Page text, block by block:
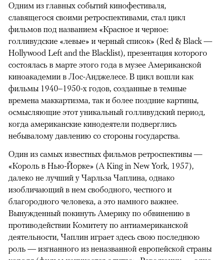
Одним из главных событий кинофестиваля,
славящегося своими ретроспективами, стал цикл
фильмов под названием «Красное и черное:
голливудские «левые» и черный список» (Red & Black —
Hollywood Left and the Blacklist), презентация которого
состоялась в марте этого года в музее Американской
киноакадемии в Лос-Анджелесе. В цикл вошли как
фильмы 1940–1950-х годов, созданные в темные
времена маккартизма, так и более поздние картины,
осмысляющие этот уникальный голливудский период,
когда американские кинодеятели подверглись
небывалому давлению со стороны государства.
Один из самых известных фильмов ретроспективы —
«Король в Нью-Йорке» (A King in New York, 1957),
далеко не лучший у Чарльза Чаплина, однако
изобличающий в нем свободного, честного и
благородного человека, а это намного важнее.
Вынужденный покинуть Америку по обвинению в
противодействии Комитету по антиамериканской
деятельности, Чаплин играет здесь свою последнюю
роль — изгнанного из неназванной европейской страны